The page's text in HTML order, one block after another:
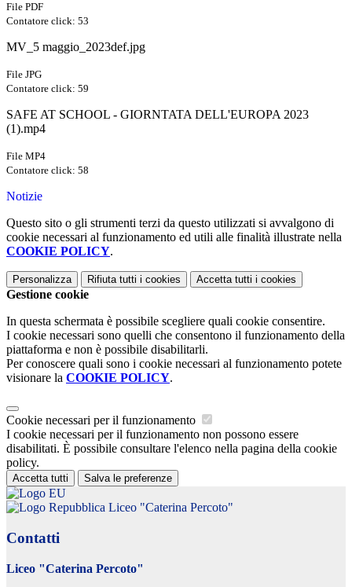
File PDF
Contatore click: 53
MV_5 maggio_2023def.jpg
File JPG
Contatore click: 59
SAFE AT SCHOOL - GIORNTATA DELL'EUROPA 2023
(1).mp4
File MP4
Contatore click: 58
Notizie
Questo sito o gli strumenti terzi da questo utilizzati si avvalgono di
cookie necessari al funzionamento ed utili alle finalità illustrate nella
COOKIE POLICY.
Personalizza Rifiuta tutti i cookies Accetta tutti i cookies
Gestione cookie
In questa schermata è possibile scegliere quali cookie consentire.
I cookie necessari sono quelli che consentono il funzionamento della
piattaforma e non è possibile disabilitarli.
Per conoscere quali sono i cookie necessari al funzionamento potete
visionare la COOKIE POLICY.
Cookie necessari per il funzionamento
I cookie necessari per il funzionamento non possono essere
disabilitati. È possibile consultare l'elenco nella pagina della cookie
policy.
Accetta tutti Salva le preferenze
Liceo "Caterina Percoto"
Contatti
Liceo "Caterina Percoto"